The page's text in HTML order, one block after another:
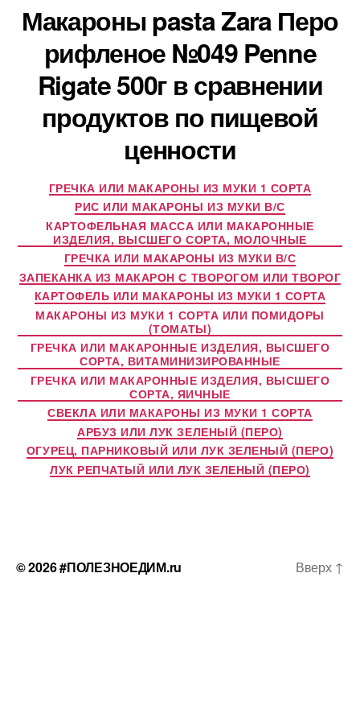
Макароны pasta Zara Перо
рифленое №049 Penne
Rigate 500г в сравнении
продуктов по пищевой
ценности
ГРЕЧКА ИЛИ МАКАРОНЫ ИЗ МУКИ 1 СОРТА
РИС ИЛИ МАКАРОНЫ ИЗ МУКИ В/С
КАРТОФЕЛЬНАЯ МАССА ИЛИ МАКАРОННЫЕ
ИЗДЕЛИЯ, ВЫСШЕГО СОРТА, МОЛОЧНЫЕ
ГРЕЧКА ИЛИ МАКАРОНЫ ИЗ МУКИ В/С
ЗАПЕКАНКА ИЗ МАКАРОН С ТВОРОГОМ ИЛИ ТВОРОГ
КАРТОФЕЛЬ ИЛИ МАКАРОНЫ ИЗ МУКИ 1 СОРТА
МАКАРОНЫ ИЗ МУКИ 1 СОРТА ИЛИ ПОМИДОРЫ
(ТОМАТЫ)
ГРЕЧКА ИЛИ МАКАРОННЫЕ ИЗДЕЛИЯ, ВЫСШЕГО
СОРТА, ВИТАМИНИЗИРОВАННЫЕ
ГРЕЧКА ИЛИ МАКАРОННЫЕ ИЗДЕЛИЯ, ВЫСШЕГО
СОРТА, ЯИЧНЫЕ
СВЕКЛА ИЛИ МАКАРОНЫ ИЗ МУКИ 1 СОРТА
АРБУЗ ИЛИ ЛУК ЗЕЛЕНЫЙ (ПЕРО)
ОГУРЕЦ, ПАРНИКОВЫЙ ИЛИ ЛУК ЗЕЛЕНЫЙ (ПЕРО)
ЛУК РЕПЧАТЫЙ ИЛИ ЛУК ЗЕЛЕНЫЙ (ПЕРО)
© 2026#ПОЛЕЗНОЕДИМ.ru Вверх ↑